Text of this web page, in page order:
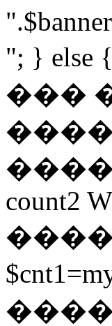
"; }
���
count2